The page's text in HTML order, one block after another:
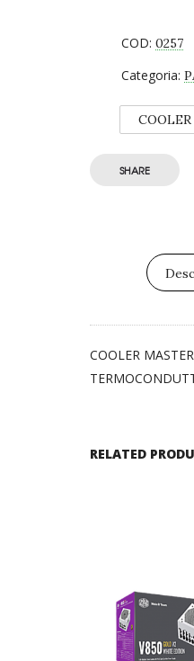
COD: 0257
Categoria:
SHARE
COOLER
RELATED